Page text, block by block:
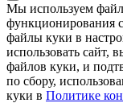
Мы используем
функционирования
файлы куки в
использовать сайт,
файлов куки, и
по сбору,
куки в Политике